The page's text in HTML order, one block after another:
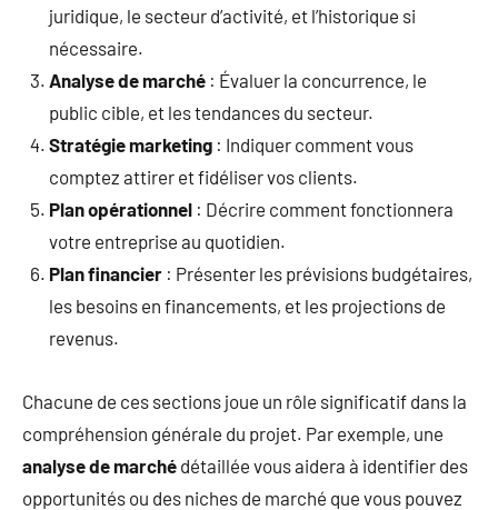
juridique, le secteur d’activité, et l’historique si
nécessaire.
Analyse de marché : Évaluer la concurrence, le
public cible, et les tendances du secteur.
Stratégie marketing : Indiquer comment vous
comptez attirer et fidéliser vos clients.
Plan opérationnel : Décrire comment fonctionnera
votre entreprise au quotidien.
Plan financier : Présenter les prévisions budgétaires,
les besoins en financements, et les projections de
revenus.
Chacune de ces sections joue un rôle significatif dans la
compréhension générale du projet. Par exemple, une
analyse de marché détaillée vous aidera à identifier des
opportunités ou des niches de marché que vous pouvez